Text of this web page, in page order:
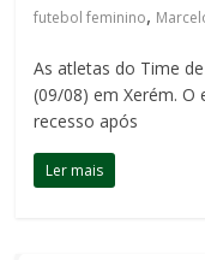
futebol feminino,
As atletas do Time
(09/08) em Xerém. O
recesso após
Ler mais